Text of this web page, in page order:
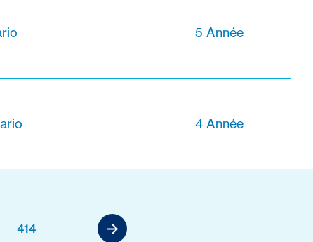
5 Année
4 Année
414